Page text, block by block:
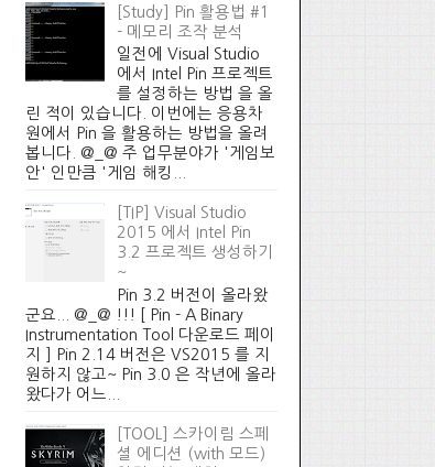
[Study] Pin 활용법 #1
- 메모리 조작 분석
일전에 Visual Studio
에서 Intel Pin 프로젝트
를 설정하는 방법 을 올
린 적이 있습니다. 이번에는 응용차
원에서 Pin 을 활용하는 방법을 올려
봅니다. @_@ 주 업무분야가 '게임보
안' 인만큼 '게임 해킹...
[TIP] Visual Studio
2015 에서 Intel Pin
3.2 프로젝트 생성하기
~
Pin 3.2 버전이 올라왔
군요... @_@ !!! [ Pin - A Binary
Instrumentation Tool 다운로드 페이
지 ] Pin 2.14 버전은 VS2015 를 지
원하지 않고~ Pin 3.0 은 작년에 올라
왔다가 어느...
[TOOL] 스카이림 스페
셜 에디션 (with 모드)